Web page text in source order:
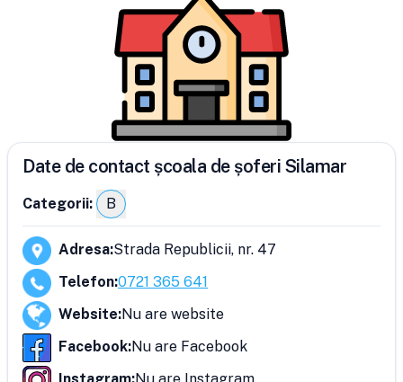
Date de contact școala de șoferi Silamar
Categorii: B
Adresa:Strada Republicii, nr. 47
Telefon:0721 365 641
Website:Nu are website
Facebook:Nu are Facebook